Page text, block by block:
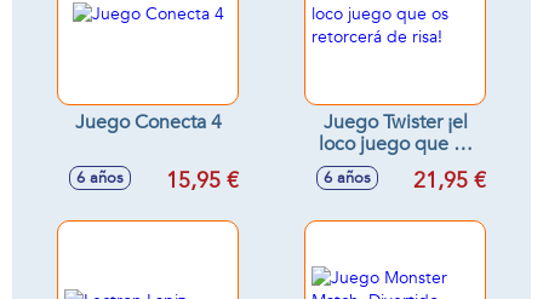
Juego Conecta 4
6 años 15,95 €
Juego Twister ¡el
loco juego que os
retorcerá de risa!
6 años 21,95 €